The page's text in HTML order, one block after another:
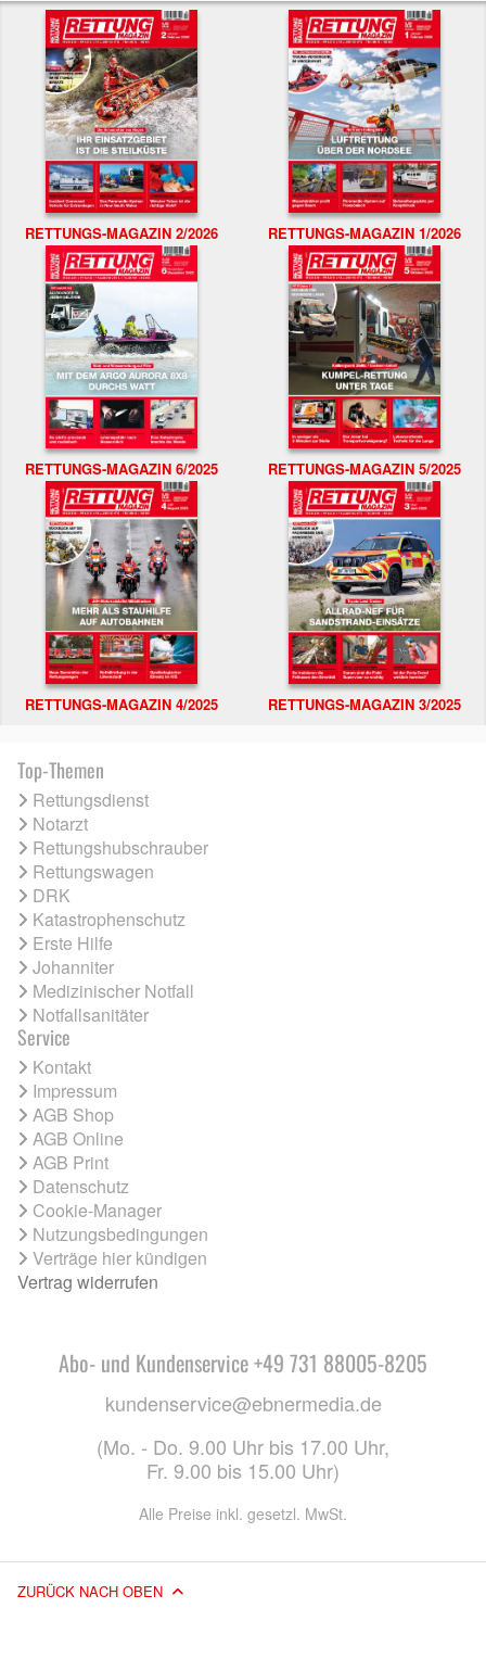
RETTUNGS-MAGAZIN 2/2026 RETTUNGS-MAGAZIN 1/2026
RETTUNGS-MAGAZIN 6/2025 RETTUNGS-MAGAZIN 5/2025
RETTUNGS-MAGAZIN 4/2025 RETTUNGS-MAGAZIN 3/2025
Top-Themen
Rettungsdienst
Notarzt
Rettungshubschrauber
Rettungswagen
DRK
Katastrophenschutz
Erste Hilfe
Johanniter
Medizinischer Notfall
Notfallsanitäter
Service
Kontakt
Impressum
AGB Shop
AGB Online
AGB Print
Datenschutz
Cookie-Manager
Nutzungsbedingungen
Verträge hier kündigen
Vertrag widerrufen
Abo- und Kundenservice +49 731 88005-8205
kundenservice@ebnermedia.de
(Mo. - Do. 9.00 Uhr bis 17.00 Uhr,
Fr. 9.00 bis 15.00 Uhr)
Alle Preise inkl. gesetzl. MwSt.
ZURÜCK NACH OBEN